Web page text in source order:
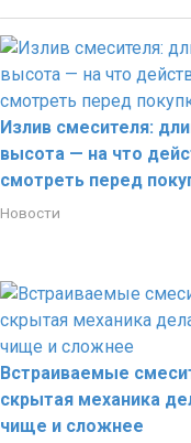
Излив смесителя:
высота — на что
смотреть перед
Новости
Встраиваемые
скрытая механика
чище и сложнее